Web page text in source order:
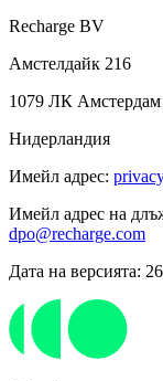
Recharge BV
Амстелдайк 216
1079 ЛК Амстердам
Нидерландия
Имейл адрес:
Имейл адрес на
dpo@recharge.com
Дата на версията: